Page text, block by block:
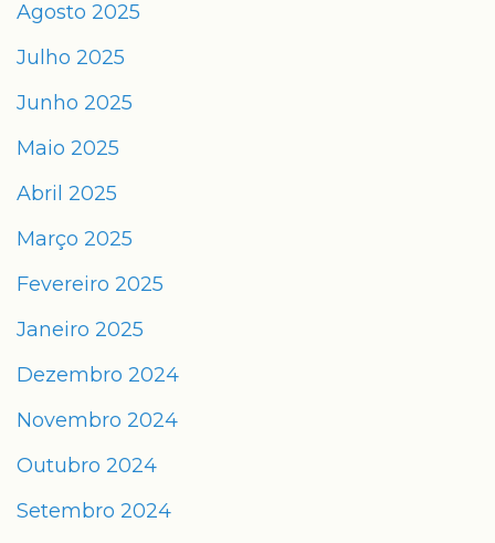
Agosto 2025
Julho 2025
Junho 2025
Maio 2025
Abril 2025
Março 2025
Fevereiro 2025
Janeiro 2025
Dezembro 2024
Novembro 2024
Outubro 2024
Setembro 2024